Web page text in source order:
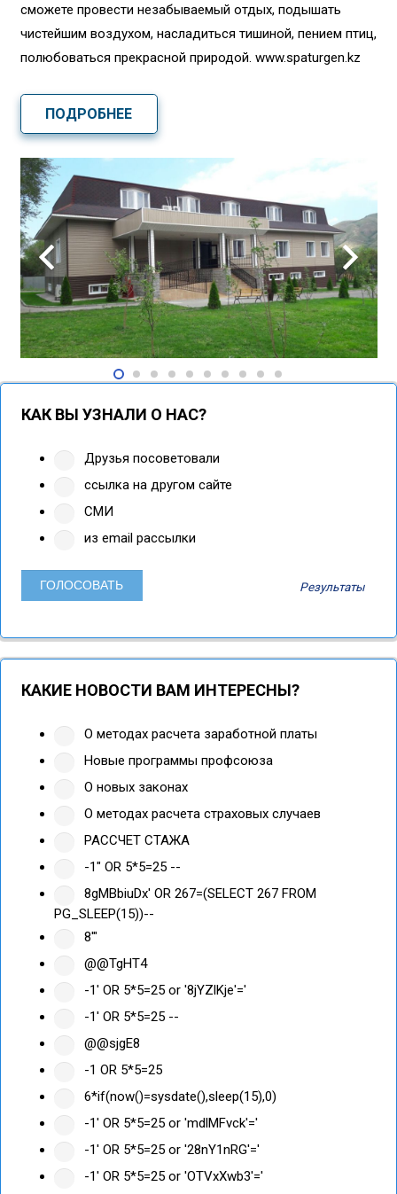
сможете провести незабываемый отдых, подышать
чистейшим воздухом, насладиться тишиной, пением птиц,
полюбоваться прекрасной природой. www.spaturgen.kz
ПОДРОБНЕЕ
КАК ВЫ УЗНАЛИ О НАС?
Друзья посоветовали
ссылка на другом сайте
СМИ
из email рассылки
Результаты
КАКИЕ НОВОСТИ ВАМ ИНТЕРЕСНЫ?
О методах расчета заработной платы
Новые программы профсоюза
О новых законах
О методах расчета страховых случаев
РАССЧЕТ СТАЖА
-1" OR 5*5=25 --
8gMBbiuDx' OR 267=(SELECT 267 FROM
PG_SLEEP(15))--
8'"
@@TgHT4
-1' OR 5*5=25 or '8jYZlKje'='
-1' OR 5*5=25 --
@@sjgE8
-1 OR 5*5=25
6*if(now()=sysdate(),sleep(15),0)
-1' OR 5*5=25 or 'mdlMFvck'='
-1' OR 5*5=25 or '28nY1nRG'='
-1' OR 5*5=25 or 'OTVxXwb3'='